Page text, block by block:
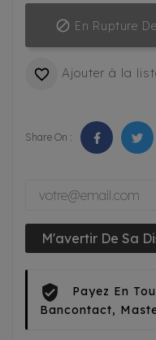
 En Rupture
 Ajouter à la
Share On :
M'avertir De Sa
Payez En
Bancontact,